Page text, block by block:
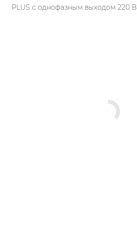
PLUS с однофазным выходом 220 В